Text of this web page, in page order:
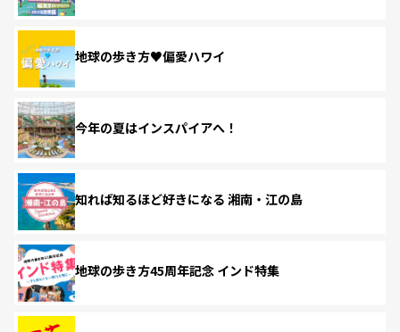
地球の歩き方♥偏愛ハワイ
今年の夏はインスパイアへ！
知れば知るほど好きになる 湘南・江の島
地球の歩き方45周年記念 インド特集